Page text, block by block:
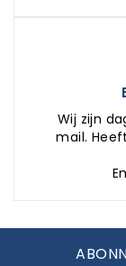
Wij zijn
mail.